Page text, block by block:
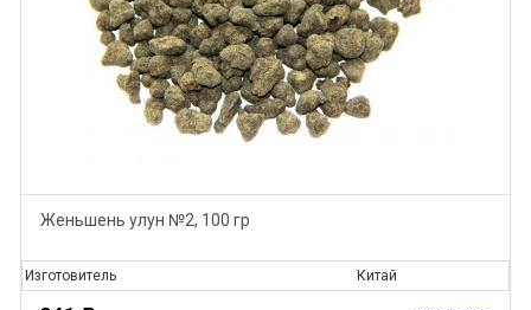
Женьшень улун №2, 100 гр
Изготовитель Китай